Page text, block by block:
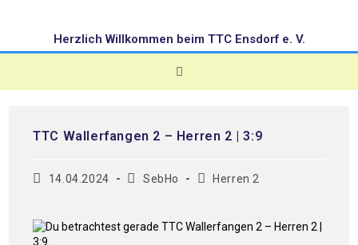
Herzlich Willkommen beim TTC Ensdorf e. V.
TTC Wallerfangen 2 – Herren 2 | 3:9
14.04.2024 SebHo Herren 2